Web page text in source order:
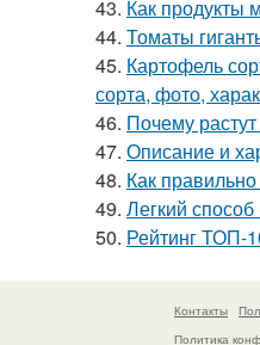
43. Как продукты
44. Томаты
45. Картофель
сорта, фото,
46. Почему
47. Описание и
48. Как
49. Легкий
50. Рейтинг ТОП-
Контакты
Политика